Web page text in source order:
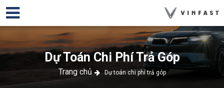
Dự Toán Chi Phí Trả Góp
Trang chủ Dự toán chi phí trả góp